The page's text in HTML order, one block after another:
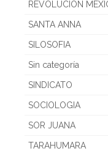
REVOLUCION
SANTA ANNA
SILOSOFIA
Sin categoría
SINDICATO
SOCIOLOGIA
SOR JUANA
TARAHUMARA